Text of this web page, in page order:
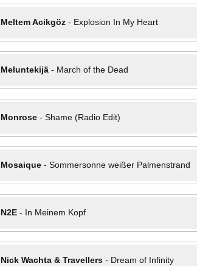
Meltem Acikgöz- Explosion In My Heart
Meluntekijä- March of the Dead
Monrose- Shame (Radio Edit)
Mosaique- Sommersonne weißer Palmenstrand
N2E- In Meinem Kopf
Nick Wachta & Travellers- Dream of Infinity